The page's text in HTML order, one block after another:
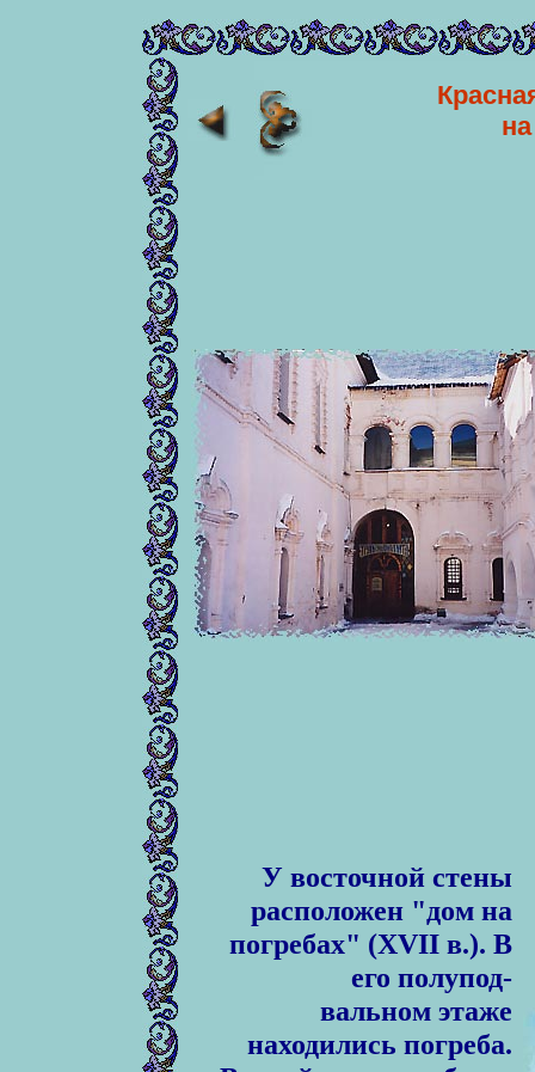
У восточной стены
расположен "дом на
погребах" (XVII в.). В
его полупод-
вальном этаже
находились погреба.